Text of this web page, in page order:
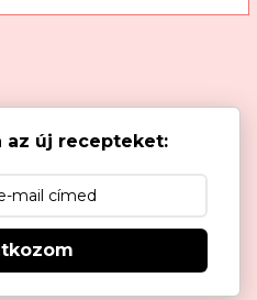
az új recepteket: